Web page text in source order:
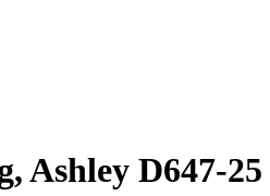
Ashley D647-25